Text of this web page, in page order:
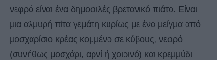
νεφρό είναι ένα δημοφιλές βρετανικό πιάτο. Είναι
μια αλμυρή πίτα γεμάτη κυρίως με ένα μείγμα από
μοσχαρίσιο κρέας κομμένο σε κύβους, νεφρό
(συνήθως μοσχάρι, αρνί ή χοιρινό) και κρεμμύδι